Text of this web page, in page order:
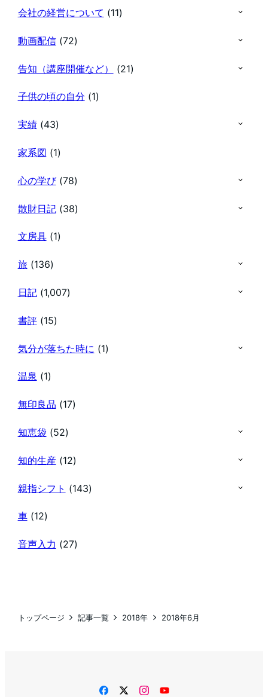
会社の経営について (11)
動画配信(72)
告知（講座開催など） (21)
子供の頃の自分 (1)
実績(43)
家系図 (1)
心の学び(78)
散財日記(38)
文房具(1)
旅 (136)
日記(1,007)
書評(15)
気分が落ちた時に (1)
温泉 (1)
無印良品 (17)
知恵袋 (52)
知的生産(12)
親指シフト (143)
車(12)
音声入力 (27)
トップページ 記事一覧 2018年 2018年6月
facebooktwitterinstagram
YouTube